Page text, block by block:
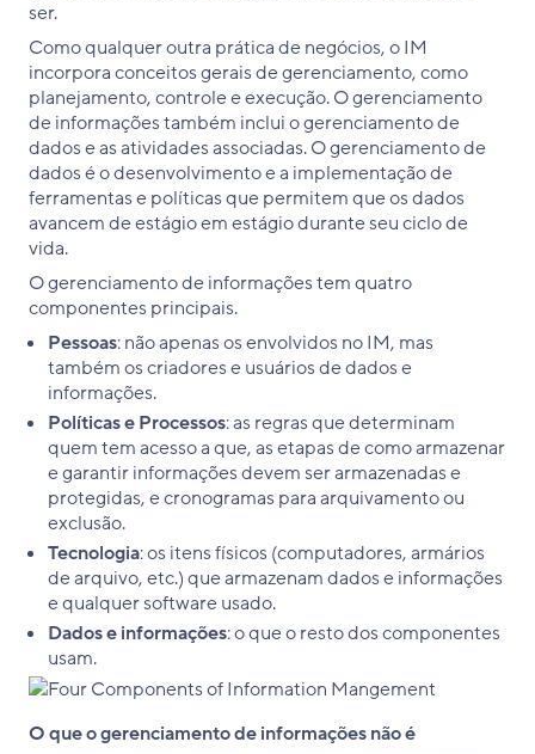
ser.
Como qualquer outra prática de negócios, o IM
incorpora conceitos gerais de gerenciamento, como
planejamento, controle e execução. O gerenciamento
de informações também inclui o gerenciamento de
dados e as atividades associadas. O gerenciamento de
dados é o desenvolvimento e a implementação de
ferramentas e políticas que permitem que os dados
avancem de estágio em estágio durante seu ciclo de
vida.
O gerenciamento de informações tem quatro
componentes principais.
Pessoas: não apenas os envolvidos no IM, mas
também os criadores e usuários de dados e
informações.
Políticas e Processos: as regras que determinam
quem tem acesso a que, as etapas de como armazenar
e garantir informações devem ser armazenadas e
protegidas, e cronogramas para arquivamento ou
exclusão.
Tecnologia: os itens físicos (computadores, armários
de arquivo, etc.) que armazenam dados e informações
e qualquer software usado.
Dados e informações: o que o resto dos componentes
usam.
O que o gerenciamento de informações não é